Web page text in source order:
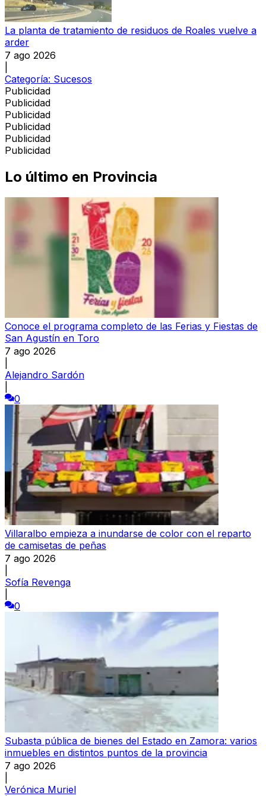
La planta de tratamiento de residuos de Roales vuelve a
arder
7 ago 2026
Categoría: Sucesos
Publicidad
Publicidad
Publicidad
Publicidad
Publicidad
Publicidad
Lo último en Provincia
Conoce el programa completo de las Ferias y Fiestas de
San Agustín en Toro
7 ago 2026
Alejandro Sardón
0
Villaralbo empieza a inundarse de color con el reparto
de camisetas de peñas
7 ago 2026
Sofía Revenga
0
Subasta pública de bienes del Estado en Zamora: varios
inmuebles en distintos puntos de la provincia
7 ago 2026
Verónica Muriel